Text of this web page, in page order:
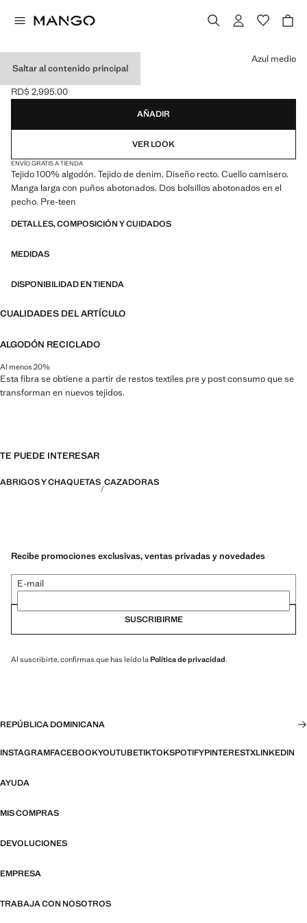
Saltar al contenido principal
CAZADORA VAQUERA
Precio actual [RD$ 2,995.00 ]
RD$ 2,995.00
Selecciona un color
Azul medio
AÑADIR
VER LOOK
ENVÍO GRATIS A TIENDA
Tejido 100% algodón. Tejido de denim. Diseño recto. Cuello camisero.
Manga larga con puños abotonados. Dos bolsillos abotonados en el
pecho. Pre-teen
DETALLES, COMPOSICIÓN Y CUIDADOS
MEDIDAS
DISPONIBILIDAD EN TIENDA
CUALIDADES DEL ARTÍCULO
ALGODÓN RECICLADO
Al menos 20%
Esta fibra se obtiene a partir de restos textiles pre y post consumo que se
transforman en nuevos tejidos.
TE PUEDE INTERESAR
ABRIGOS Y CHAQUETAS CAZADORAS
Recibe promociones exclusivas, ventas privadas y novedades
E-mail
SUSCRIBIRME
Al suscribirte, confirmas que has leído laPolítica de privacidad.
REPÚBLICA DOMINICANA
INSTAGRAMFACEBOOKYOUTUBETIKTOKSPOTIFYPINTERESTXLINKEDIN
AYUDA
MIS COMPRAS
DEVOLUCIONES
EMPRESA
TRABAJA CON NOSOTROS